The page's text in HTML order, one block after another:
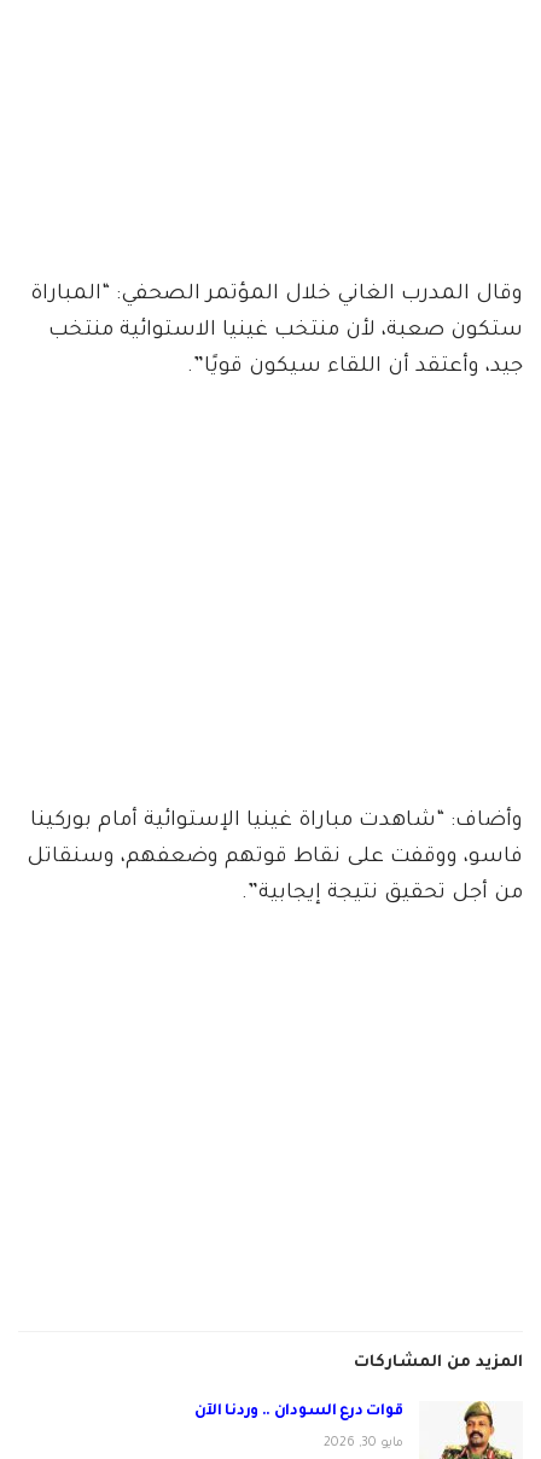
وقال المدرب الغاني خلال المؤتمر الصحفي: “المباراة
ستكون صعبة، لأن منتخب غينيا الاستوائية منتخب
جيد، وأعتقد أن اللقاء سيكون قويًا”.
وأضاف: “شاهدت مباراة غينيا الإستوائية أمام بوركينا
فاسو، ووقفت على نقاط قوتهم وضعفهم، وسنقاتل
من أجل تحقيق نتيجة إيجابية”.
المزيد من المشاركات
قوات درع السودان .. وردنا الآن
مايو 30, 2026